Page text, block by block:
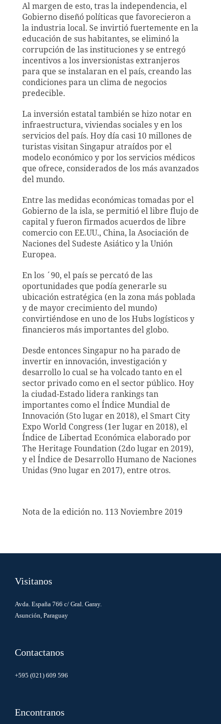
Al margen de esto, tras la independencia, el
Gobierno diseñó políticas que favorecieron a
la industria local. Se invirtió fuertemente en la
educación de sus habitantes, se eliminó la
corrupción de las instituciones y se entregó
incentivos a los inversionistas extranjeros
para que se instalaran en el país, creando las
condiciones para un clima de negocios
predecible.
La inversión estatal también se hizo notar en
infraestructura, viviendas sociales y en los
servicios del país. Hoy día casi 10 millones de
turistas visitan Singapur atraídos por el
modelo económico y por los servicios médicos
que ofrece, considerados de los más avanzados
del mundo.
Entre las medidas económicas tomadas por el
Gobierno de la isla, se permitió el libre flujo de
capital y fueron firmados acuerdos de libre
comercio con EE.UU., China, la Asociación de
Naciones del Sudeste Asiático y la Unión
Europea.
En los ´90, el país se percató de las
oportunidades que podía generarle su
ubicación estratégica (en la zona más poblada
y de mayor crecimiento del mundo)
convirtiéndose en uno de los Hubs logísticos y
financieros más importantes del globo.
Desde entonces Singapur no ha parado de
invertir en innovación, investigación y
desarrollo lo cual se ha volcado tanto en el
sector privado como en el sector público. Hoy
la ciudad-Estado lidera rankings tan
importantes como el Índice Mundial de
Innovación (5to lugar en 2018), el Smart City
Expo World Congress (1er lugar en 2018), el
Índice de Libertad Económica elaborado por
The Heritage Foundation (2do lugar en 2019),
y el Índice de Desarrollo Humano de Naciones
Unidas (9no lugar en 2017), entre otros.
Nota de la edición no. 113 Noviembre 2019
Visitanos
Avda. España 766 c/ Gral. Garay.
Asunción, Paraguay
Contactanos
+595 (021) 609 596
Encontranos